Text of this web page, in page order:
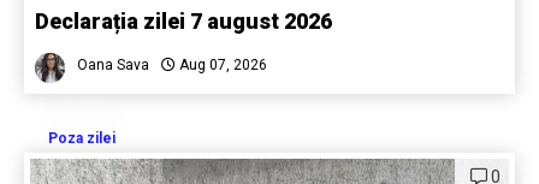
Declarația zilei 7 august 2026
Oana Sava Aug 07, 2026
Poza zilei
0